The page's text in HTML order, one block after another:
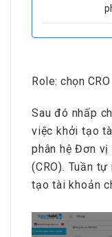
Role: chọn CRO
Sau đó nhấp
việc khởi tạo
phân hệ Đơn vị
(CRO). Tuần
tạo tài khoản